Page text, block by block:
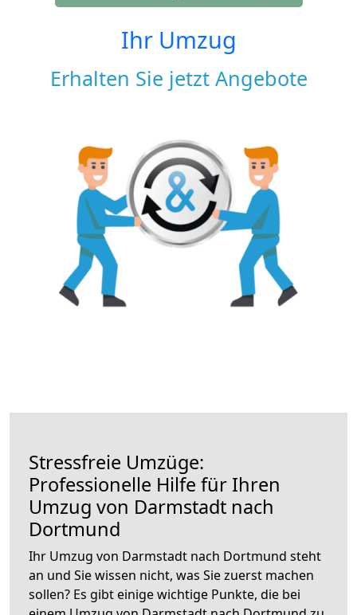
Ihr Umzug
Erhalten Sie jetzt Angebote
Stressfreie Umzüge:
Professionelle Hilfe für Ihren
Umzug von Darmstadt nach
Dortmund
Ihr Umzug von Darmstadt nach Dortmund steht
an und Sie wissen nicht, was Sie zuerst machen
sollen? Es gibt einige wichtige Punkte, die bei